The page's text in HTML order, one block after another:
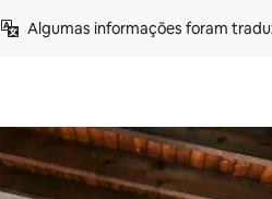
Algumas informações foram